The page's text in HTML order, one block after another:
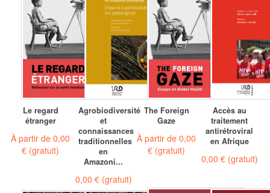
Le regard
étranger
À partir de0,00
€ (gratuit)
Agrobiodiversité
et
connaissances
traditionnelles
en
Amazoni...
0,00 € (gratuit)
The Foreign
Gaze
À partir de0,00
€ (gratuit)
Accès au
traitement
antirétroviral
en Afrique
0,00 € (gratuit)